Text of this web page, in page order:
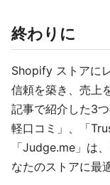
終わりに
Shopify ストアに
信頼を築き、売上
記事で紹介した3
軽口コミ」、「
「Judge.me」は
なたのストアに最